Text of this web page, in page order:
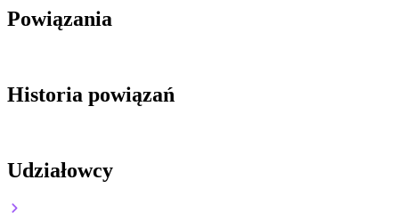
Powiązania
Historia powiązań
Udziałowcy